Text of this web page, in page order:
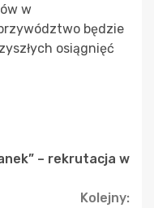
w
będzie
osiągnięć
– rekrutacja w
Kolejny: